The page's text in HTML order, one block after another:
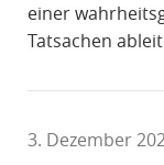
einer
Tatsachen
3. Dezember